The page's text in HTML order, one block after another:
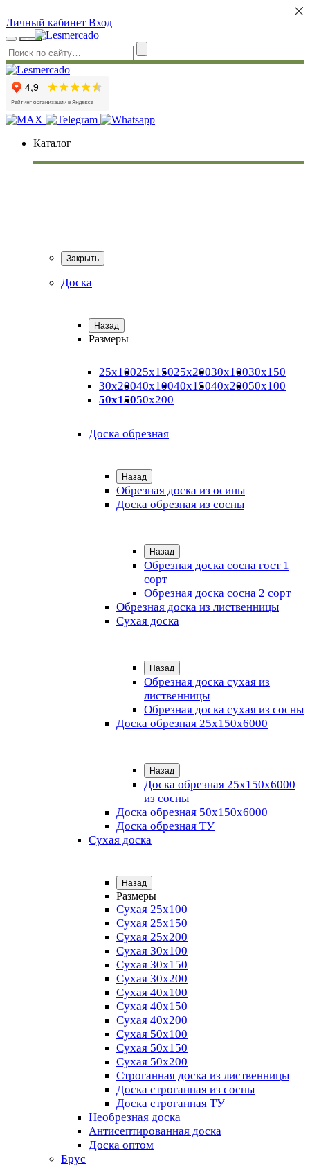
Личный кабинет Вход
Каталог
Закрыть
Доска
Назад
Размеры
25х10025х15025х20030х10030х150
30х20040х10040х15040х20050х100
50х15050х200
Доска обрезная
Назад
Обрезная доска из осины
Доска обрезная из сосны
Назад
Обрезная доска сосна гост 1
сорт
Обрезная доска сосна 2 сорт
Обрезная доска из лиственницы
Сухая доска
Назад
Обрезная доска сухая из
лиственницы
Обрезная доска сухая из сосны
Доска обрезная 25х150х6000
Назад
Доска обрезная 25x150x6000
из сосны
Доска обрезная 50х150х6000
Доска обрезная ТУ
Сухая доска
Назад
Размеры
Сухая 25х100
Сухая 25х150
Сухая 25х200
Сухая 30х100
Сухая 30х150
Сухая 30х200
Сухая 40х100
Сухая 40х150
Сухая 40х200
Сухая 50х100
Сухая 50х150
Сухая 50х200
Строганная доска из лиственницы
Доска строганная из сосны
Доска строганная ТУ
Необрезная доска
Антисептированная доска
Доска оптом
Брус